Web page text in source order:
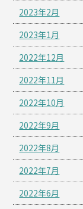
2023年2月
2023年1月
2022年12月
2022年11月
2022年10月
2022年9月
2022年8月
2022年7月
2022年6月